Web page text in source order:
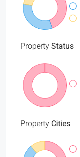
Property Status
Property Cities